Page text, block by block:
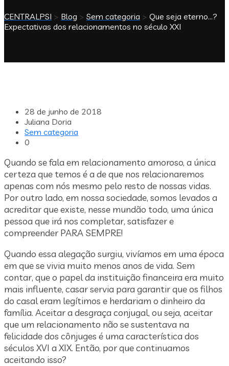
CENTRALPSI > Blog > Sem categoria > Que seja eterno…?
Expectativas dos relacionamentos no século XXI
28 de junho de 2018
Juliana Doria
Sem categoria
0
Quando se fala em relacionamento amoroso, a única
certeza que temos é a de que nos relacionaremos
apenas com nós mesmo pelo resto de nossas vidas.
Por outro lado, em nossa sociedade, somos levados a
acreditar que existe, nesse mundão todo, uma única
pessoa que irá nos completar, satisfazer e
compreender PARA SEMPRE!
Quando essa alegação surgiu, vivíamos em uma época
em que se vivia muito menos anos de vida. Sem
contar, que o papel da instituição financeira era muito
mais influente, casar servia para garantir que os filhos
do casal eram legítimos e herdariam o dinheiro da
família. Aceitar a desgraça conjugal, ou seja, aceitar
que um relacionamento não se sustentava na
felicidade dos cônjuges é uma característica dos
séculos XVI a XIX. Então, por que continuamos
aceitando isso?